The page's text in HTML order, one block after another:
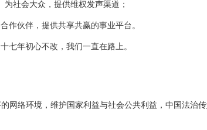
为社会大众，提供维权发声渠道；
作伙伴，提供共享共赢的事业平台。
十七年初心不改，我们一直在路上。
络环境，维护国家利益与社会公共利益，中国法治